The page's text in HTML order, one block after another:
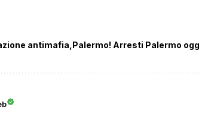
antimafia Palermo! Arresti Palermo